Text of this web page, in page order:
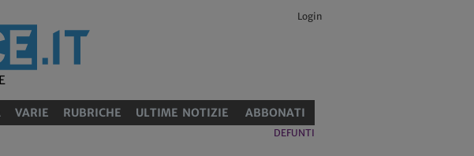
Login
VARIE RUBRICHE ULTIME NOTIZIE ABBONATI
DEFUNTI